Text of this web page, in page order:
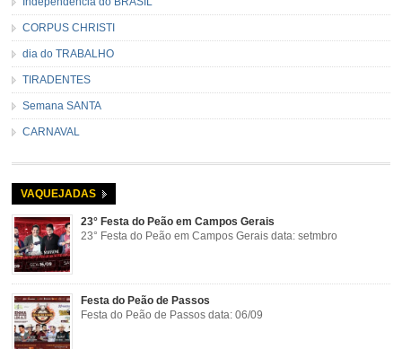
CORPUS CHRISTI
dia do TRABALHO
TIRADENTES
Semana SANTA
CARNAVAL
VAQUEJADAS
23° Festa do Peão em Campos Gerais
23° Festa do Peão em Campos Gerais data: setmbro
Festa do Peão de Passos
Festa do Peão de Passos data: 06/09